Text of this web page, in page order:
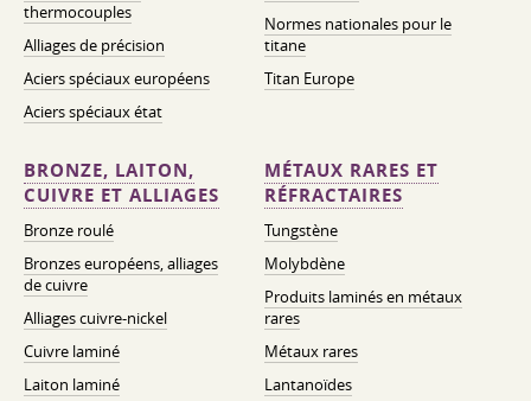
thermocouples
Alliages de précision
Aciers spéciaux européens
Aciers spéciaux état
Normes nationales pour le
titane
Titan Europe
BRONZE, LAITON,
CUIVRE ET ALLIAGES
Bronze roulé
Bronzes européens, alliages
de cuivre
Alliages cuivre-nickel
Cuivre laminé
Laiton laminé
MÉTAUX RARES ET
RÉFRACTAIRES
Tungstène
Molybdène
Produits laminés en métaux
rares
Métaux rares
Lantanoïdes